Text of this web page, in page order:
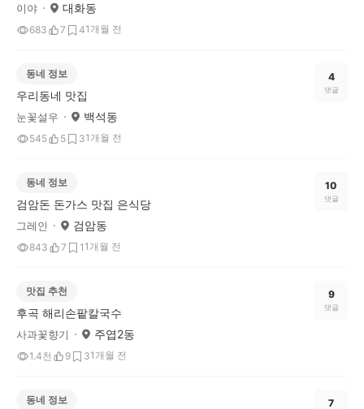
이야 대화동
683 7 41개월 전
동네 정보
우리동네 맛집
눈꽃설우 백석동
545 5 31개월 전
4
댓글
동네 정보
검암돈 돈가스 맛집 은식당
그레인 검암동
843 7 1 1개월 전
10
댓글
맛집 추천
후곡 해리손팥칼국수
사과꽃향기 주엽2동
1.4천 9 31개월 전
9
댓글
동네 정보 7